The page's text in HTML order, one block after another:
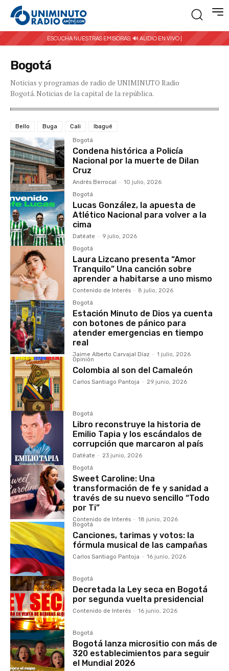
ESCUCHA NUESTRAS EMISORAS: 🔊 AUDIO EN VIVO |
Bogotá
Noticias y programas de radio de UNIMINUTO Radio
Bogotá. Noticias de la capital de la república.
Bello Buga Cali Ibagué
Bogotá
Condena histórica a Policía
Nacional por la muerte de Dilan
Cruz
Andrés Berrocal - 10 julio, 2026
Bogotá
Lucas González, la apuesta de
Atlético Nacional para volver a la
cima
Datéate - 9 julio, 2026
Bogotá
Laura Lizcano presenta “Amor
Tranquilo” Una canción sobre
aprender a habitarse a uno mismo
Contenido de Interés - 8 julio, 2026
Bogotá
Estación Minuto de Dios ya cuenta
con botones de pánico para
atender emergencias en tiempo
real
Jaime Alberto Carvajal Díaz - 1 julio, 2026
Opinión
Colombia al son del Camaleón
Carlos Santiago Pantoja - 29 junio, 2026
Bogotá
Libro reconstruye la historia de
Emilio Tapia y los escándalos de
corrupción que marcaron al país
Datéate - 23 junio, 2026
Bogotá
Sweet Caroline: Una
transformación de fe y sanidad a
través de su nuevo sencillo “Todo
por Ti”
Contenido de Interés - 18 junio, 2026
Bogotá
Canciones, tarimas y votos: la
fórmula musical de las campañas
Carlos Santiago Pantoja - 16 junio, 2026
Bogotá
Decretada la Ley seca en Bogotá
por segunda vuelta presidencial
Contenido de Interés - 16 junio, 2026
Bogotá
Bogotá lanza micrositio con más de
320 establecimientos para seguir
el Mundial 2026